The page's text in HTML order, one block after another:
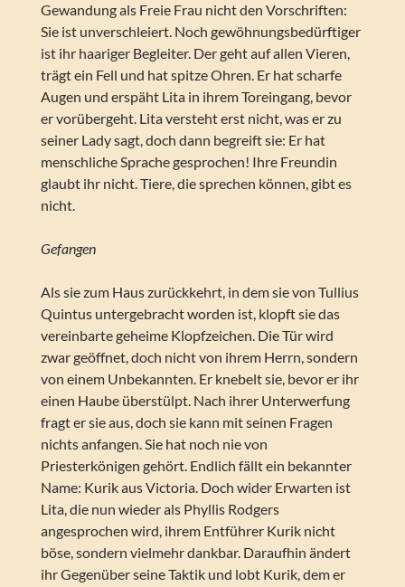
Gewandung als Freie Frau nicht den Vorschriften:
Sie ist unverschleiert. Noch gewöhnungsbedürftiger
ist ihr haariger Begleiter. Der geht auf allen Vieren,
trägt ein Fell und hat spitze Ohren. Er hat scharfe
Augen und erspäht Lita in ihrem Toreingang, bevor
er vorübergeht. Lita versteht erst nicht, was er zu
seiner Lady sagt, doch dann begreift sie: Er hat
menschliche Sprache gesprochen! Ihre Freundin
glaubt ihr nicht. Tiere, die sprechen können, gibt es
nicht.
Gefangen
Als sie zum Haus zurückkehrt, in dem sie von Tullius
Quintus untergebracht worden ist, klopft sie das
vereinbarte geheime Klopfzeichen. Die Tür wird
zwar geöffnet, doch nicht von ihrem Herrn, sondern
von einem Unbekannten. Er knebelt sie, bevor er ihr
einen Haube überstülpt. Nach ihrer Unterwerfung
fragt er sie aus, doch sie kann mit seinen Fragen
nichts anfangen. Sie hat noch nie von
Priesterkönigen gehört. Endlich fällt ein bekannter
Name: Kurik aus Victoria. Doch wider Erwarten ist
Lita, die nun wieder als Phyllis Rodgers
angesprochen wird, ihrem Entführer Kurik nicht
böse, sondern vielmehr dankbar. Daraufhin ändert
ihr Gegenüber seine Taktik und lobt Kurik, dem er